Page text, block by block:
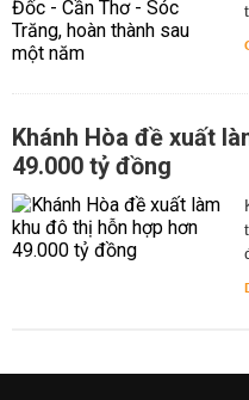
Khánh Hòa đề xuất
49.000 tỷ đồng